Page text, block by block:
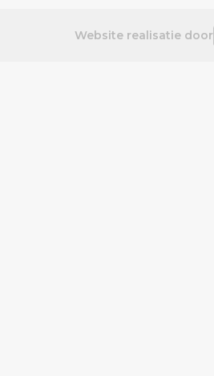
Website realisatie door